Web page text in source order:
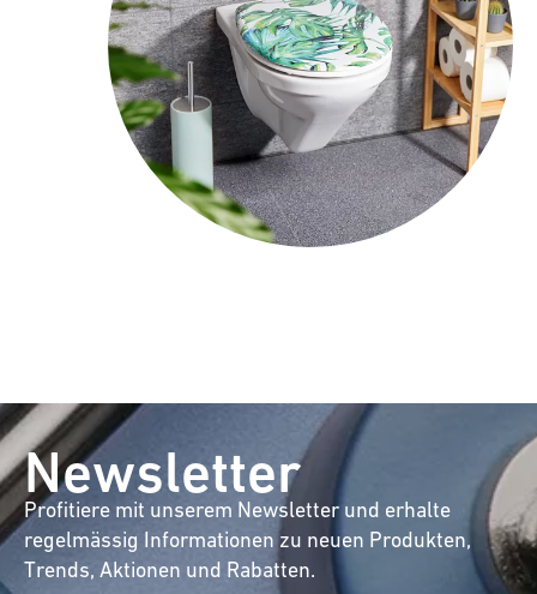
Newsletter
Profitiere mit unserem Newsletter und erhalte
regelmässig Informationen zu neuen Produkten,
Trends, Aktionen und Rabatten.